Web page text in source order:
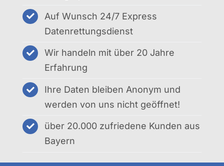
Auf Wunsch 24/7 Express
Datenrettungsdienst
Wir handeln mit über 20 Jahre
Erfahrung
Ihre Daten bleiben Anonym und
werden von uns nicht geöffnet!
über 20.000 zufriedene Kunden aus
Bayern